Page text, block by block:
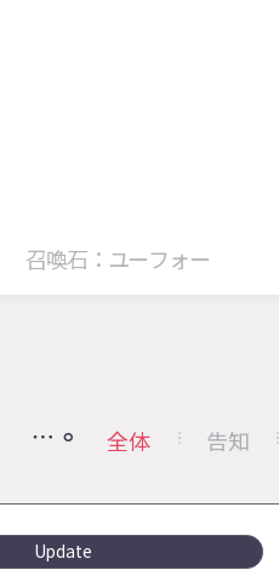
召喚石：ユーフォー
全体 告知
Update